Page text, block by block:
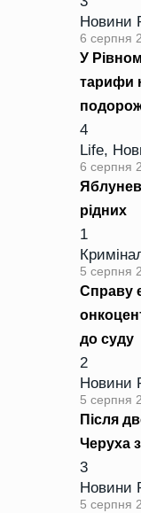
Новини
6 серпня
У
тарифи
4
Life,
6 серпня
рідних
1
5 серпня
Справу
до суду
2
Новини
5 серпня
Після
Черуха
3
Новини
5 серпня